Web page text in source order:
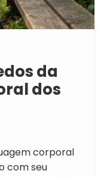
da
dos
corporal
com seu